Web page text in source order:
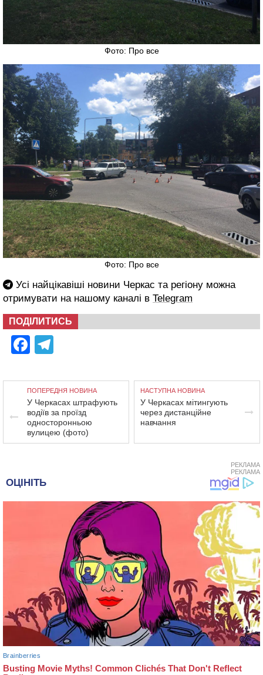
Фото: Про все
Фото: Про все
Усі найцікавіші новини Черкас та регіону можна
отримувати на нашому каналі в Telegram
ПОДІЛИТИСЬ
Facebook
ПОПЕРЕДНЯ НОВИНА
У Черкасах штрафують
водіїв за проїзд
односторонньою
вулицею (фото)
НАСТУПНА НОВИНА
У Черкасах мітингують
через дистанційне
навчання
РЕКЛАМА
РЕКЛАМА